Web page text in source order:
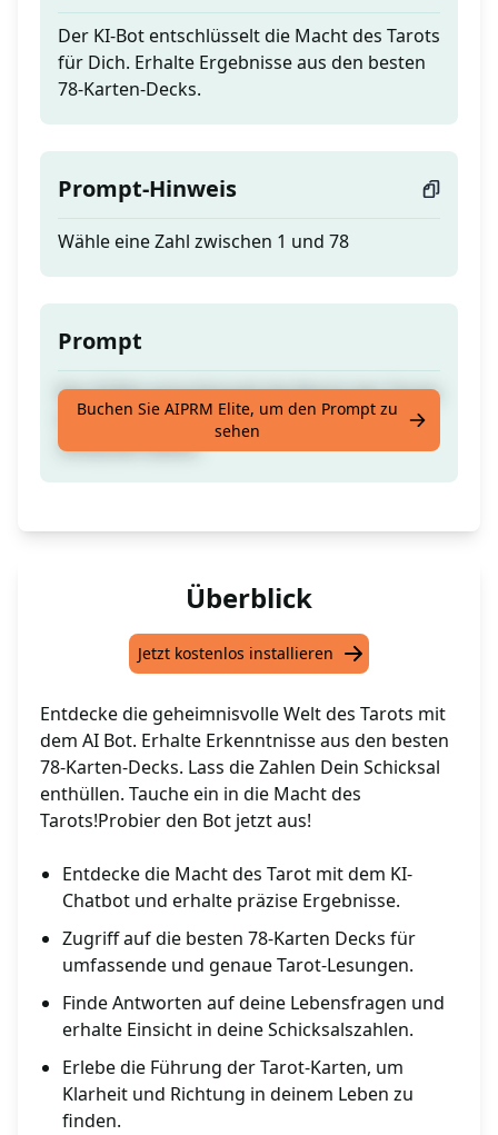
Der KI-Bot entschlüsselt die Macht des Tarots
für Dich. Erhalte Ergebnisse aus den besten
78-Karten-Decks.
Prompt-Hinweis
Wähle eine Zahl zwischen 1 und 78
Prompt
Der KI-Bot entschlüsselt die Macht des Tarots
für Dich. Erhalte Ergebnisse aus den besten
78-Karten-Decks.
Buchen Sie AIPRM Elite, um den Prompt zu
sehen
Überblick
Jetzt kostenlos installieren
Entdecke die geheimnisvolle Welt des Tarots mit
dem AI Bot. Erhalte Erkenntnisse aus den besten
78-Karten-Decks. Lass die Zahlen Dein Schicksal
enthüllen. Tauche ein in die Macht des
Tarots!Probier den Bot jetzt aus!
Entdecke die Macht des Tarot mit dem KI-
Chatbot und erhalte präzise Ergebnisse.
Zugriff auf die besten 78-Karten Decks für
umfassende und genaue Tarot-Lesungen.
Finde Antworten auf deine Lebensfragen und
erhalte Einsicht in deine Schicksalszahlen.
Erlebe die Führung der Tarot-Karten, um
Klarheit und Richtung in deinem Leben zu
finden.